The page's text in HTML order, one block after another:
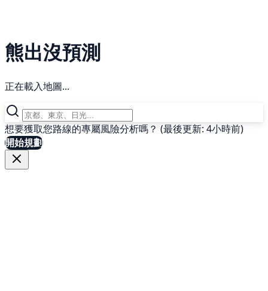
熊出沒預測
正在載入地圖...
想要獲取您路線的專屬風險分析嗎？ (最後更新: 4小時前)
開始規劃